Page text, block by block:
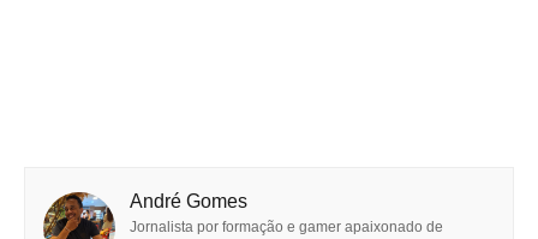
André Gomes
Jornalista por formação e gamer apaixonado de